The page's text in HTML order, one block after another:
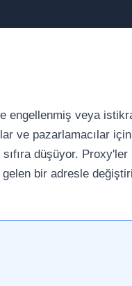
engellenmiş veya
ve pazarlamacılar
düşüyor.
gelen bir adresle